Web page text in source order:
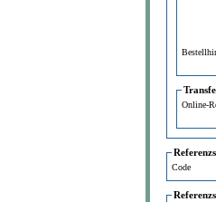
Online-
Code